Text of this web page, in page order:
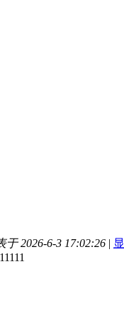
于 2026-6-3 17:02:26 |